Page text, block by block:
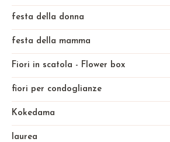
festa della donna
festa della mamma
Fiori in scatola - Flower box
fiori per condoglianze
Kokedama
laurea